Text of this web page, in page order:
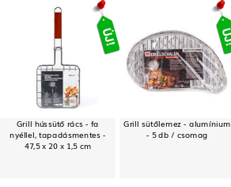
Grill hússütő rács - fa
nyéllel, tapadásmentes -
47,5 x 20 x 1,5 cm
Grill sütőlemez - alumínium
- 5 db / csomag